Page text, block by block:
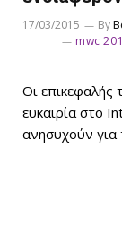
17/03/2015 By
mwc
Οι επικεφαλής
ευκαιρία στο
ανησυχούν για